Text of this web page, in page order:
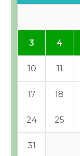
3 4
10 11
17 18
24 25
31